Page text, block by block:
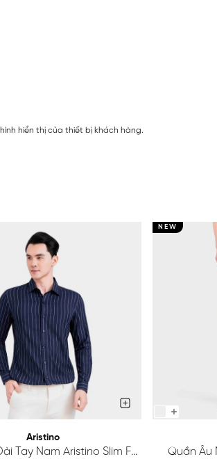
hiển thị của thiết bị khách hàng.
Aristino
Tay Nam Aristino Slim Fit
NEW
Quần Âu